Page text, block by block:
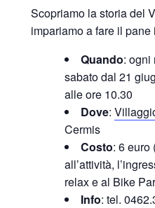
Scopriamo la storia del
impariamo a fare il
Quando: ogni
sabato dal 21
alle ore 10.30
Dove:
Cermis
Costo: 6 euro
all’attività,
relax e al Bike
Info: tel.